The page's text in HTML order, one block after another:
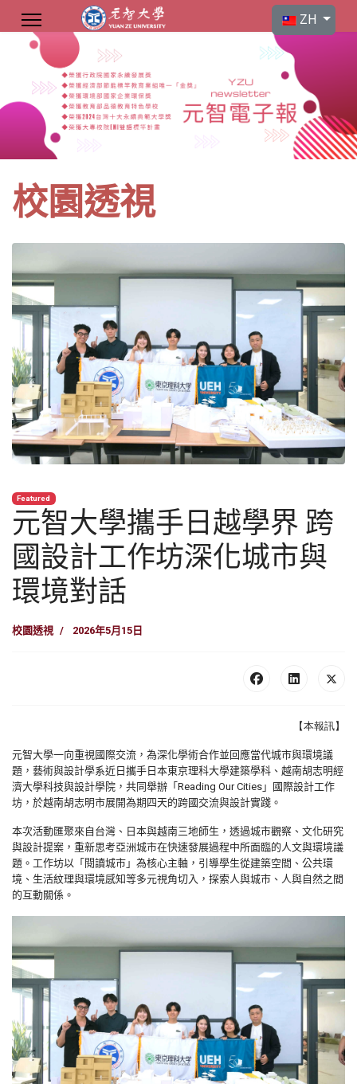
選擇你的語言
ZH
校園透視
Featured
元智大學攜手日越學界 跨
國設計工作坊深化城市與
環境對話
校園透視 2026年5月15日
【本報訊】
元智大學一向重視國際交流，為深化學術合作並回應當代城市與環境議
題，藝術與設計學系近日攜手日本東京理科大學建築學科、越南胡志明經
濟大學科技與設計學院，共同舉辦「Reading Our Cities」國際設計工作
坊，於越南胡志明市展開為期四天的跨國交流與設計實踐。
本次活動匯聚來自台灣、日本與越南三地師生，透過城市觀察、文化研究
與設計提案，重新思考亞洲城市在快速發展過程中所面臨的人文與環境議
題。工作坊以「閱讀城市」為核心主軸，引導學生從建築空間、公共環
境、生活紋理與環境感知等多元視角切入，探索人與城市、人與自然之間
的互動關係。